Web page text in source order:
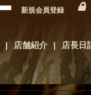
新規会員登録
店舗紹介 店長日